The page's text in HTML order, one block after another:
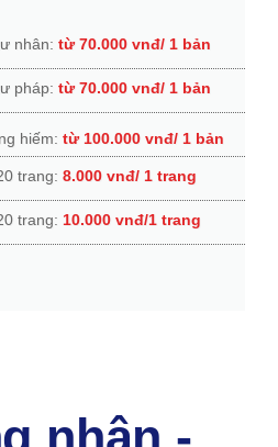
nhân: từ 70.000 vnđ/ 1 bản
pháp: từ 70.000 vnđ/ 1 bản
hiếm: từ 100.000 vnđ/ 1 bản
trang: 8.000 vnđ/ 1 trang
trang: 10.000 vnđ/1 trang